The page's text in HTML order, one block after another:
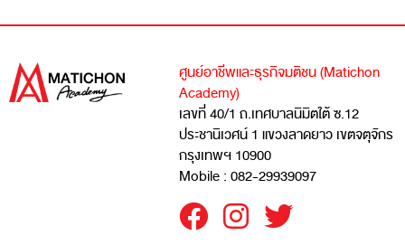
ศูนย์อาชีพและธุรกิจมติชน (Matichon
Academy)
เลขที่ 40/1 ถ.เทศบาลนิมิตใต้ ซ.12
ประชานิเวศน์ 1 แขวงลาดยาว เขตจตุจักร
กรุงเทพฯ 10900
Mobile : 082-29939097